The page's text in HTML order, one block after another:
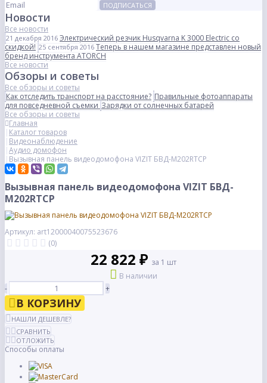
ПОДПИСАТЬСЯ
Новости
Все новости
21 декабря 2016 Электрический резчик Husqvarna K 3000 Electric со
скидкой! 25 сентября 2016 Теперь в нашем магазине представлен новый
бренд инструмента ATORCH
Все новости
Обзоры и советы
Все обзоры и советы
Как отследить транспорт на расстояние? Правильные фотоаппараты
для повседневной съемкиЗарядки от солнечных батарей
Все обзоры и советы
Главная
Каталог товаров
Видеонаблюдение
Аудио домофон
Вызывная панель видеодомофона VIZIT БВД-М202RTCP
Вызывная панель видеодомофона VIZIT БВД-
М202RTCP
Артикул: art12000040075523676
(0)
22 822 ₽ за 1 шт
В наличии
-
+
В КОРЗИНУ
НАШЛИ ДЕШЕВЛЕ?
СРАВНИТЬ
ОТЛОЖИТЬ
Способы оплаты